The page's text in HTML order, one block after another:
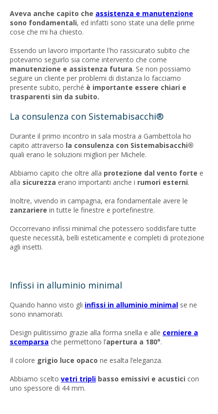
Aveva anche capito che assistenza e manutenzione
sono fondamentali, ed infatti sono state una delle prime
cose che mi ha chiesto.
Essendo un lavoro importante l'ho rassicurato subito che
potevamo seguirlo sia come intervento che come
manutenzione e assistenza futura. Se non possiamo
seguire un cliente per problemi di distanza lo facciamo
presente subito, perché è importante essere chiari e
trasparenti sin da subito.
La consulenza con Sistemabisacchi®
Durante il primo incontro in sala mostra a Gambettola ho
capito attraverso la consulenza con Sistemabisacchi®
quali erano le soluzioni migliori per Michele.
Abbiamo capito che oltre alla protezione dal vento forte e
alla sicurezza erano importanti anche i rumori esterni.
Inoltre, vivendo in campagna, era fondamentale avere le
zanzariere in tutte le finestre e portefinestre.
Occorrevano infissi minimal che potessero soddisfare tutte
queste necessità, belli esteticamente e completi di protezione
agli insetti.
Infissi in alluminio minimal
Quando hanno visto gli infissi in alluminio minimal se ne
sono innamorati.
Design pulitissimo grazie alla forma snella e alle cerniere a
scomparsa che permettono l’apertura a 180°.
Il colore grigio luce opaco ne esalta l’eleganza.
Abbiamo scelto vetri tripli basso emissivi e acustici con
uno spessore di 44 mm.